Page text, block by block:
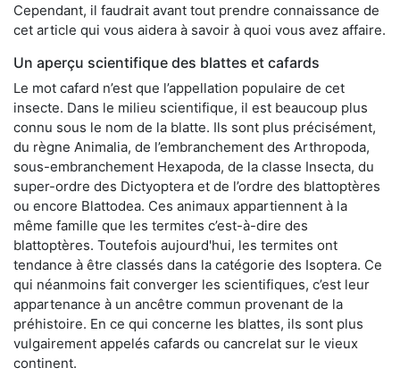
Cependant, il faudrait avant tout prendre connaissance de
cet article qui vous aidera à savoir à quoi vous avez affaire.
Un aperçu scientifique des blattes et cafards
Le mot cafard n’est que l’appellation populaire de cet
insecte. Dans le milieu scientifique, il est beaucoup plus
connu sous le nom de la blatte. Ils sont plus précisément,
du règne Animalia, de l’embranchement des Arthropoda,
sous-embranchement Hexapoda, de la classe Insecta, du
super-ordre des Dictyoptera et de l’ordre des blattoptères
ou encore Blattodea. Ces animaux appartiennent à la
même famille que les termites c’est-à-dire des
blattoptères. Toutefois aujourd'hui, les termites ont
tendance à être classés dans la catégorie des Isoptera. Ce
qui néanmoins fait converger les scientifiques, c’est leur
appartenance à un ancêtre commun provenant de la
préhistoire. En ce qui concerne les blattes, ils sont plus
vulgairement appelés cafards ou cancrelat sur le vieux
continent.